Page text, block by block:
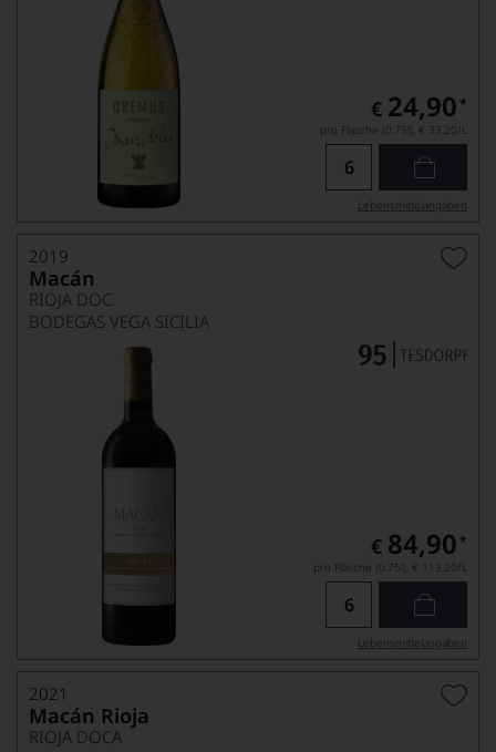
€ 24,90 *
pro Flasche (0.75l), € 33,20/L
Lebensmittel­angaben
2019
Macán
RIOJA DOC
BODEGAS VEGA SICILIA
€ 84,90 *
pro Flasche (0.75l), € 113,20/L
Lebensmittel­angaben
2021
Macán Rioja
RIOJA DOCA